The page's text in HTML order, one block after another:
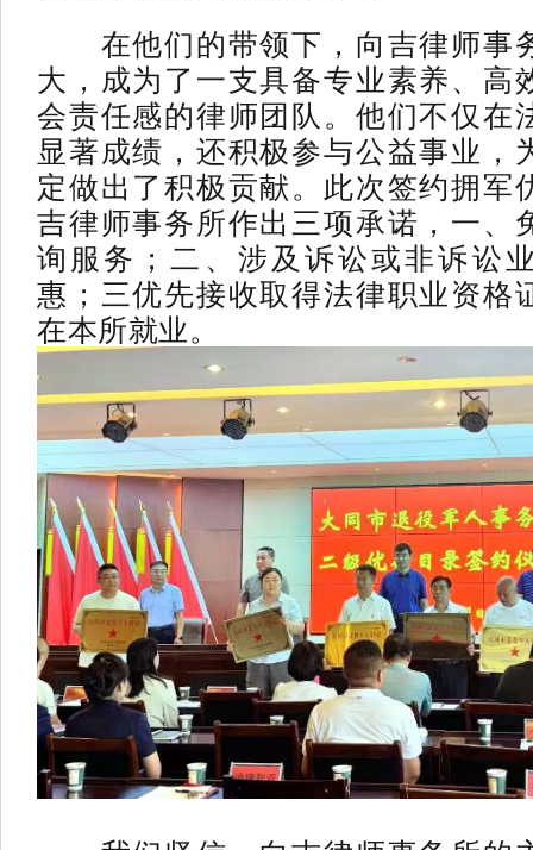
在他们的带领下，向吉律师事
大，成为了一支具备专业素养、高
会责任感的律师团队。他们不仅在
显著成绩，还积极参与公益事业，
定做出了积极贡献。此次签约拥军
吉律师事务所作出三项承诺，一、
询服务；二、涉及诉讼或非诉讼
惠；三优先接收取得法律职业资格
在本所就业。